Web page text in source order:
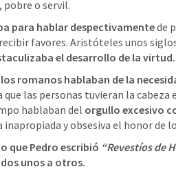
o servil.
para hablar despectivamente de
favores. Aristóteles unos
el desarrollo de la virtud.
romanos hablaban de la
que las personas tuvieran la cabeza
hablaban del
inapropiada y obsesiva el honor de
que Pedro escribió “Revestíos de
unos a otros.